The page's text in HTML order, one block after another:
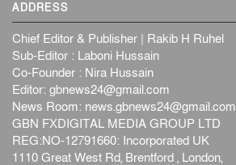
ADDRESS
Chief Editor & Publisher | Rakib H Ruhel
Sub-Editor : Laboni Hussain
Co-Founder : Nira Hussain
Editor: gbnews24@gmail.com
News Room: news.gbnews24@gmail.com
GBN FXDIGITAL MEDIA GROUP LTD
REG:NO-12791660: Incorporated UK
1110 Great West Rd, Brentford , London,